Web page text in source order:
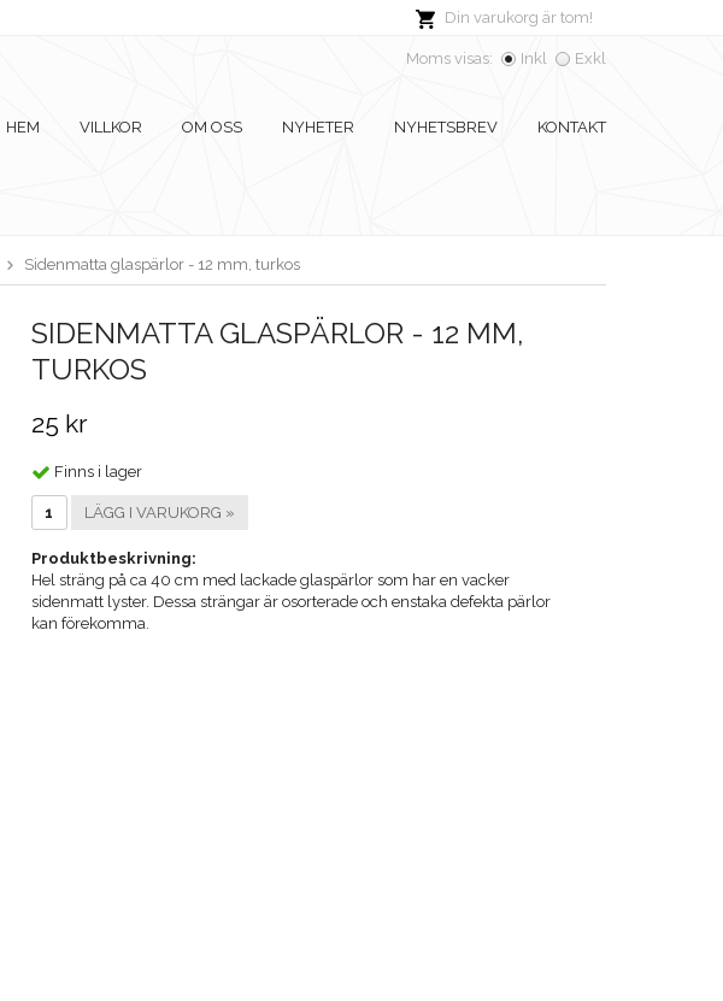
Din varukorg är tom!
Moms visas: Inkl Exkl
HEM VILLKOR OM OSS NYHETER NYHETSBREV KONTAKT
Sidenmatta glaspärlor - 12 mm, turkos
SIDENMATTA GLASPÄRLOR - 12 MM,
TURKOS
25 kr
Finns i lager
LÄGG I VARUKORG »
Produktbeskrivning:
Hel sträng på ca 40 cm med lackade glaspärlor som har en vacker
sidenmatt lyster. Dessa strängar är osorterade och enstaka defekta pärlor
kan förekomma.